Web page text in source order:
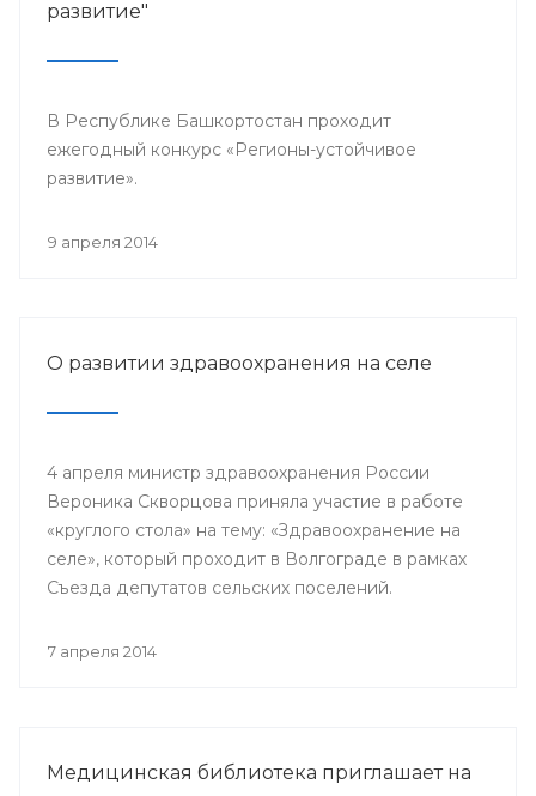
развитие"
В Республике Башкортостан проходит
ежегодный конкурс «Регионы-устойчивое
развитие».
9 апреля 2014
О развитии здравоохранения на селе
4 апреля министр здравоохранения России
Вероника Скворцова приняла участие в работе
«круглого стола» на тему: «Здравоохранение на
селе», который проходит в Волгограде в рамках
Съезда депутатов сельских поселений.
7 апреля 2014
Медицинская библиотека приглашает на